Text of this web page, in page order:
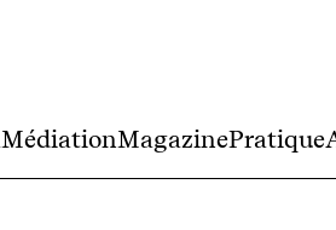
MédiationMagazinePratique